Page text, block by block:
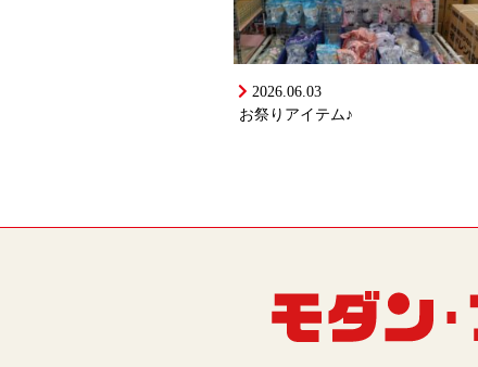
2026.06.03
お祭りアイテム♪